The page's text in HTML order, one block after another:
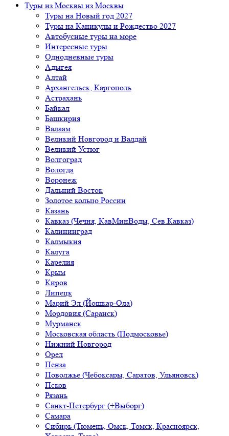
Туры из Москвы из Москвы
Туры на Новый год 2027
Туры на Каникулы и Рождество 2027
Автобусные туры на море
Интересные туры
Однодневные туры
Адыгея
Алтай
Архангельск, Каргополь
Астрахань
Байкал
Башкирия
Валаам
Великий Новгород и Валдай
Великий Устюг
Волгоград
Вологда
Воронеж
Дальний Восток
Золотое кольцо России
Казань
Кавказ (Чечня, КавМинВоды, Сев.Кавказ)
Калининград
Калмыкия
Калуга
Карелия
Крым
Киров
Липецк
Марий Эл (Йошкар-Ола)
Мордовия (Саранск)
Мурманск
Московская область (Подмосковье)
Нижний Новгород
Орел
Пенза
Поволжье (Чебоксары, Саратов, Ульяновск)
Псков
Рязань
Санкт-Петербург (+Выборг)
Самара
Сибирь (Тюмень, Омск, Томск, Красноярск,